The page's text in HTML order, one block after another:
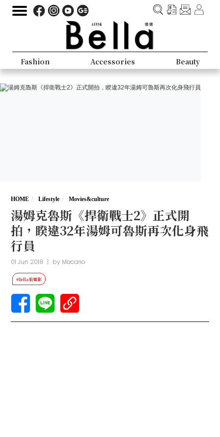
Fashion Accessories Beauty
HOME Lifestyle Movies&culture
湯姆克魯斯《捍衛戰士2》正式開
拍，睽違32年湯姆可魯斯再次化身飛
行員
01 Jun 2018 | by Macario
#Bella看電影